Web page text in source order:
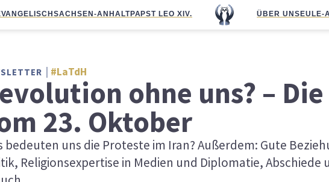
SACHSEN-ANHALTPAPST LEO XIV. ÜBER UNS EULE-
#LaTdH
ohne uns? – Die
23. Oktober
bedeuten uns die Proteste im Iran? Außerdem: Gute
Religionsexpertise in Medien und Diplomatie, Abschiede